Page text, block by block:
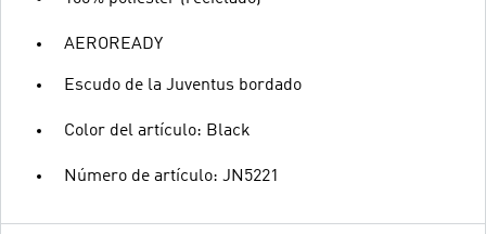
AEROREADY
Escudo de la Juventus bordado
Color del artículo: Black
Número de artículo: JN5221